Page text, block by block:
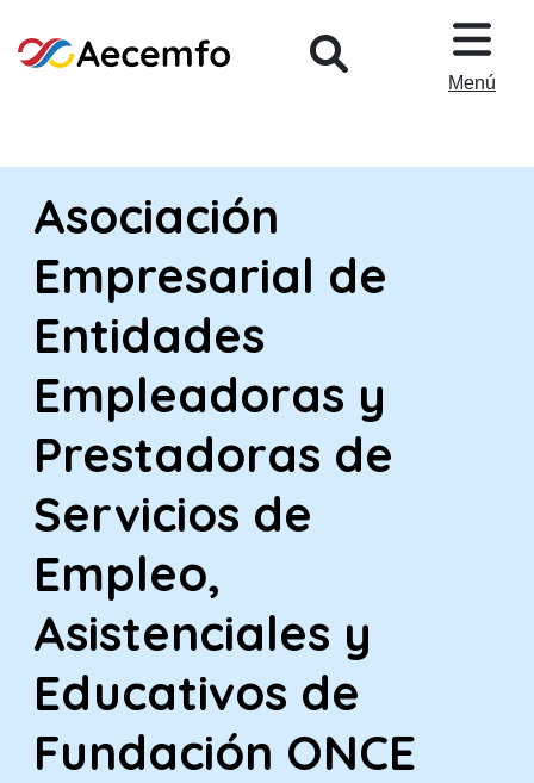
Menú
Asociación
Empresarial de
Entidades
Empleadoras y
Prestadoras de
Servicios de
Empleo,
Asistenciales y
Educativos de
Fundación ONCE